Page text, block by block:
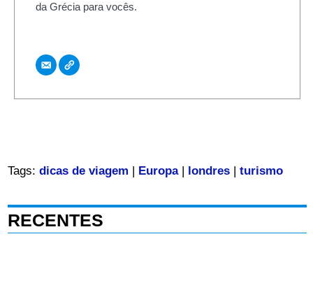
da Grécia para vocês.
Tags: dicas de viagem | Europa| londres| turismo
RECENTES